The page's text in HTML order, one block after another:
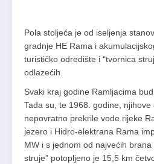
Pola stoljeća je od iseljenja
gradnje HE Rama i
turističko odredište i “tvornica
odlazećih.
Svaki kraj godine Ramljacima
Tada su, te 1968. godine,
nepovratno prekrile vode rijeke
jezero i Hidro-elektrana Rama
MW i s jednom od najvećih
struje” potopljeno je 15,5 km